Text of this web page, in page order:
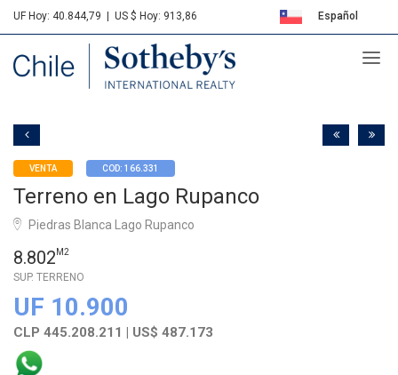
UF Hoy: 40.844,79 US $ Hoy: 913,86 Español
Sotheby's
VENTA COD: 166.331
Terreno en Lago Rupanco
Piedras Blanca Lago Rupanco
8.802 M2
SUP. TERRENO
UF 10.900
CLP 445.208.211 | US$ 487.173